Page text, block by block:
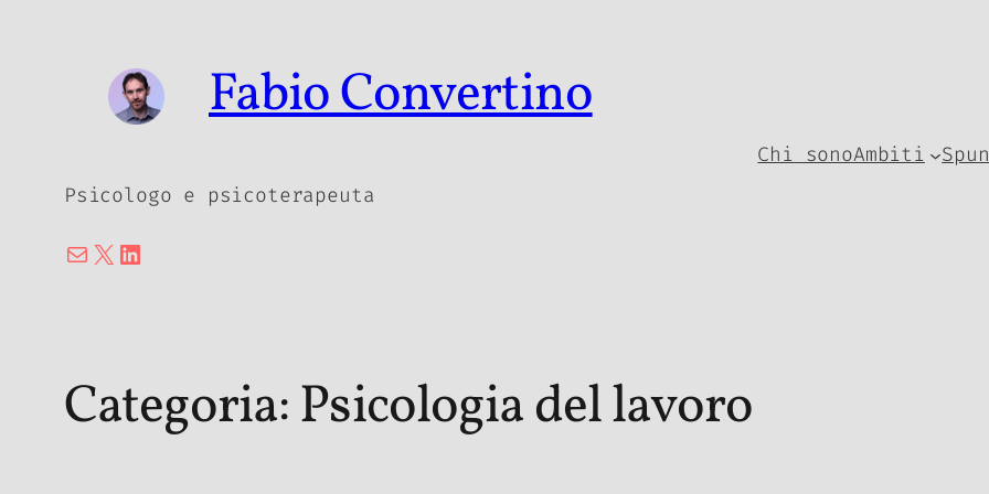
contenuto
Fabio Convertino
Psicologo e psicoterapeuta
Email
X LinkedIn
Chi sonoAmbiti
Categoria:Psicologia del lavoro